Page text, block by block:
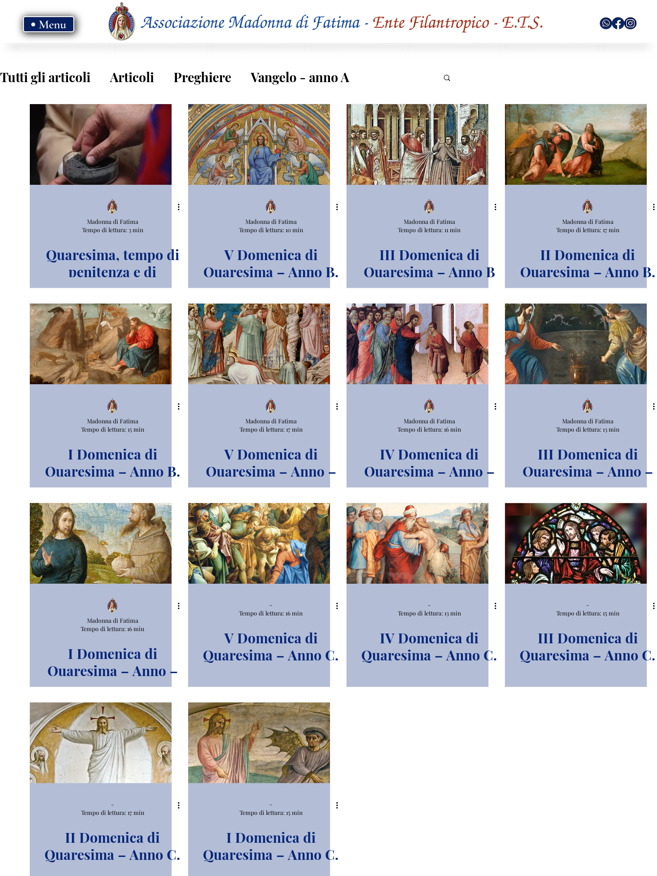
Menu
Tutti gli articoli Articoli Preghiere Vangelo - anno A
Vangelo - anno B Vangelo - anno C
Madonna di Fatima
Tempo di lettura: 3 min
Quaresima, tempo di
penitenza e di
riconciliazione.
Madonna di Fatima
Tempo di lettura: 10 min
V Domenica di
Quaresima – Anno B.
Madonna di Fatima
Tempo di lettura: 11 min
III Domenica di
Quaresima – Anno B
Madonna di Fatima
Tempo di lettura: 17 min
II Domenica di
Quaresima – Anno B.
Madonna di Fatima
Tempo di lettura: 15 min
I Domenica di
Quaresima – Anno B.
Madonna di Fatima
Tempo di lettura: 17 min
V Domenica di
Quaresima – Anno –
A
Madonna di Fatima
Tempo di lettura: 16 min
IV Domenica di
Quaresima – Anno –
A.
Madonna di Fatima
Tempo di lettura: 13 min
III Domenica di
Quaresima – Anno –
A.
Madonna di Fatima
Tempo di lettura: 16 min
I Domenica di
Quaresima – Anno –
A.
-
Tempo di lettura: 16 min
V Domenica di
Quaresima – Anno C.
-
Tempo di lettura: 13 min
IV Domenica di
Quaresima – Anno C.
-
Tempo di lettura: 15 min
III Domenica di
Quaresima – Anno C.
-
Tempo di lettura: 17 min
II Domenica di
Quaresima – Anno C.
-
Tempo di lettura: 15 min
I Domenica di
Quaresima – Anno C.